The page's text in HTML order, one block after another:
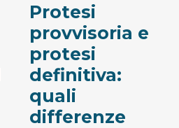
Protesi
provvisoria e
protesi
definitiva:
quali
differenze